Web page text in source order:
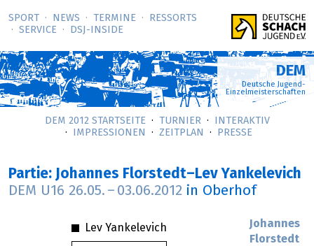
SPORT NEWS TERMINE
RESSORTS
SERVICE
DSJ-­INSIDE
DEM
Deutsche Jugend-
Einzelmeisterschaften
DEM 2012 STARTSEITE TURNIER
INTERAKTIV
IMPRESSIONEN
ZEITPLAN PRESSE
Partie: Johannes Florstedt–Lev Yankelevich
DEM U16 26.05. – 03.06.2012 in Oberhof
Lev Yankelevich
Johannes
Florstedt